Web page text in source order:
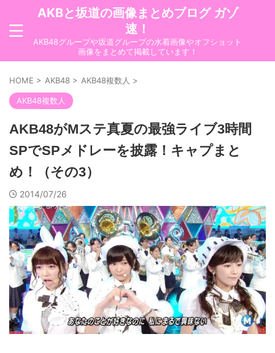
AKBと坂道の画像まとめブログ ガゾ
速！
AKB48グループや坂道グループの水着画像やオフショット
画像をまとめて掲載しています！
HOME > AKB48 > AKB48複数人 >
AKB48複数人
AKB48がMステ真夏の最強ライブ3時間
SPでSPメドレーを披露！キャプまと
め！（その3）
2014/07/26